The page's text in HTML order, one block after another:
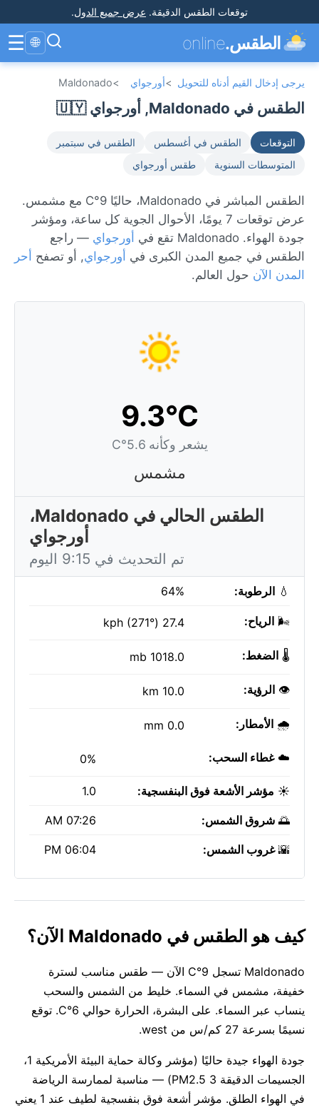
توقعات الطقس الدقيقة. عرض جميع الدول.
الطقس.online
🌐
☰
يرجى إدخال القيم أدناه للتحويل >أورجواي >
Maldonado
الطقس في Maldonado, أورجواي 🇺🇾
التوقعات الطقس في أغسطس
الطقس في سبتمبر
المتوسطات السنوية
طقس أورجواي
الطقس المباشر في Maldonado، حاليًا 9°C مع مشمس.
عرض توقعات 7 يومًا، الأحوال الجوية كل ساعة، ومؤشر
جودة الهواء. Maldonado تقع في
أورجواي — راجع
الطقس في جميع المدن الكبرى في أورجواي, أو تصفح أحر
المدن الآن حول العالم.
9.3°C
يشعر وكأنه 5.6°C
مشمس
الطقس الحالي في Maldonado،
أورجواي
تم التحديث في 9:15 اليوم
💧 الرطوبة: 64%
🌬️ الرياح: 27.4 kph (271°)
🌡️ الضغط: 1018.0 mb
👁️ الرؤية: 10.0 km
🌧️ الأمطار: 0.0 mm
☁️غطاء السحب: 0%
☀️ مؤشر الأشعة فوق البنفسجية: 1.0
🌅 شروق الشمس: 07:26 AM
🌇غروب الشمس: 06:04 PM
كيف هو الطقس في Maldonado الآن؟
Maldonado تسجل 9°C الآن — طقس مناسب لسترة
خفيفة، مشمس في السماء. خليط من الشمس والسحب
ينساب عبر السماء. على البشرة، الحرارة حوالي 6°C. توقع
نسيمًا بسرعة 27 كم/س من west.
جودة الهواء جيدة حاليًا (مؤشر وكالة حماية البيئة الأمريكية 1،
الجسيمات الدقيقة PM2.5 3) — مناسبة لممارسة الرياضة
في الهواء الطلق. مؤشر أشعة فوق بنفسجية لطيف عند 1 يعني